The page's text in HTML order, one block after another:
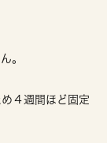
。
４週間ほど固定